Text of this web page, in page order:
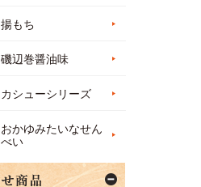
揚もち
磯辺巻醤油味
カシューシリーズ
おかゆみたいなせん
べい